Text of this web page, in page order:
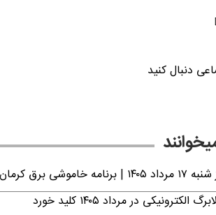
دنبال کنید
اعلام شد
در مرداد ۱۴۰۵ کلید خورد